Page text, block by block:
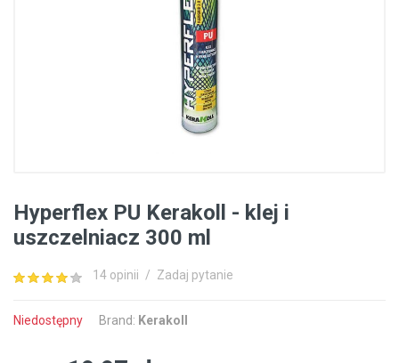
Hyperflex PU Kerakoll - klej i
uszczelniacz 300 ml
14 opinii / Zadaj pytanie
Niedostępny Brand: Kerakoll